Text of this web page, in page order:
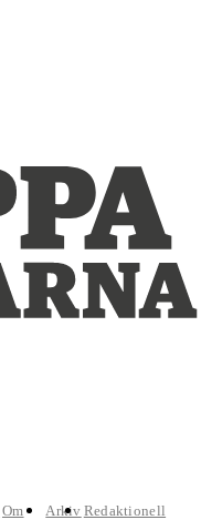
Om
Arkiv Redaktionell